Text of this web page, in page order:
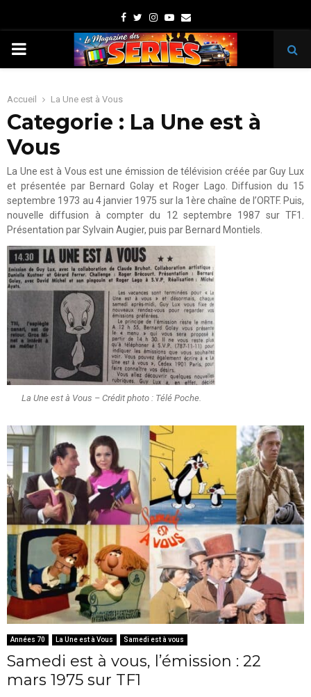
Facebook
TwitterInstagram
Youtube
Email
PRIMARY
Accueil La Une est à Vous
Categorie : La Une est à
Vous
La Une est à Vous est une émission de télévision créée par Guy Lux
et présentée par Bernard Golay et Roger Lago. Diffusion du 15
septembre 1973 au 4 janvier 1975 sur la 1ère chaîne de l’ORTF. Puis,
nouvelle diffusion à compter du 12 septembre 1987 sur TF1.
Présentation par Sylvain Augier, puis par Bernard Montiels.
La Une est à Vous – Crédit photo : Télé Poche.
Années 70 La Une est à Vous Samedi est à vous
Samedi est à vous, l’émission : 22
mars 1975 sur TF1